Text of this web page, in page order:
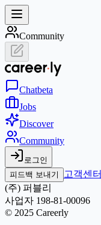
Community
Chatbeta
Jobs
Discover
Community
로그인
피드백 보내기
고객센터
(주) 퍼블리
사업자 198-81-00096
© 2025 Careerly